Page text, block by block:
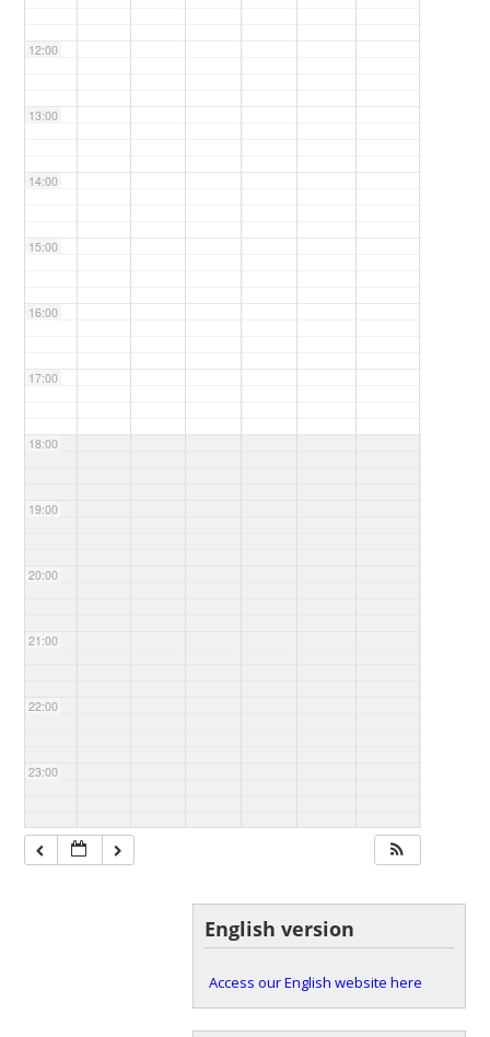
12:00
13:00
14:00
15:00
16:00
17:00
18:00
19:00
20:00
21:00
22:00
23:00
English version
Access our English website here